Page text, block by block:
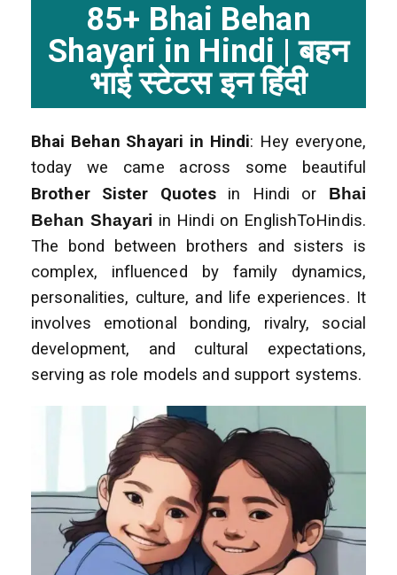
85+ Bhai Behan
Shayari in Hindi | बहन
भाई स्टेटस इन हिंदी
Bhai Behan Shayari in Hindi: Hey everyone,
today we came across some beautiful
Brother Sister Quotes in Hindi or Bhai
Behan Shayari in Hindi on EnglishToHindis.
The bond between brothers and sisters is
complex, influenced by family dynamics,
personalities, culture, and life experiences. It
involves emotional bonding, rivalry, social
development, and cultural expectations,
serving as role models and support systems.